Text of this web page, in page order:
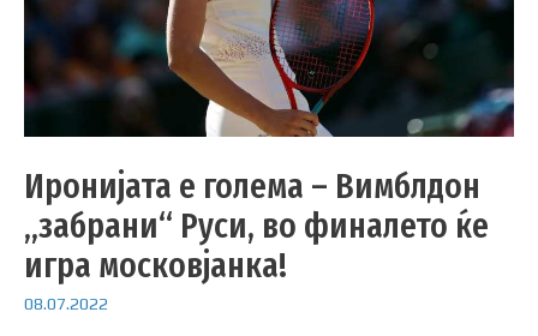
Иронијата е голема – Вимблдон
„забрани“ Руси, во финалето ќе
игра московјанка!
08.07.2022